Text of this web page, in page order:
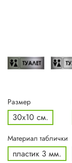
Размер
30x10 см.
Материал таблички
пластик 3 мм.